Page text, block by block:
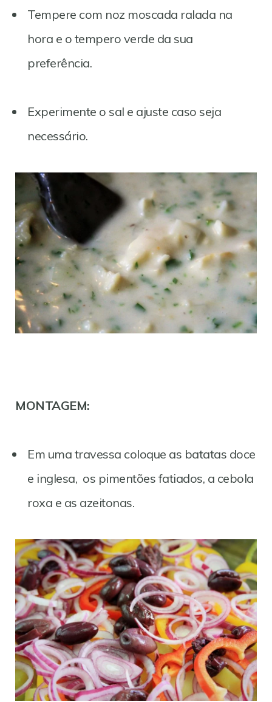
Tempere com noz moscada ralada na
hora e o tempero verde da sua
preferência.
Experimente o sal e ajuste caso seja
necessário.
MONTAGEM:
Em uma travessa coloque as batatas doce
e inglesa, os pimentões fatiados, a cebola
roxa e as azeitonas.